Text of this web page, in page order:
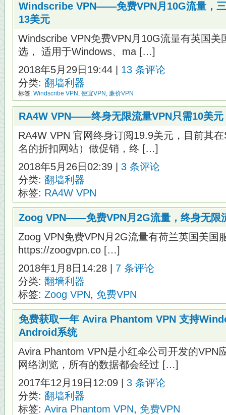
Windscribe VPN——免费VPN月10G流量，
13美元
Windscribe VPN免费VPN月10G流量有英国美
选， 适用于Windows、ma […]
2018年5月29日19:44 | 13 条评论
分类: 翻墙利器
标签: Windscribe VPN , 便宜VPN , 廉价VPN
RA4W VPN——终身无限流量VPN只需10美元
RA4W VPN 官网终身订阅19.9美元，目前其
名的折扣网站）做促销，终 […]
2018年5月26日02:39 | 3 条评论
分类: 翻墙利器
标签: RA4W VPN
Zoog VPN——免费VPN月2G流量，终身无限
Zoog VPN免费VPN月2G流量有荷兰英国美国
https://zoogvpn.co […]
2018年1月8日14:28 | 7 条评论
分类: 翻墙利器
标签: Zoog VPN, 免费VPN
免费获取一年 Avira Phantom VPN 支持
Android系统
Avira Phantom VPN是小红伞公司开发的VPN
网络浏览，所有的数据都会经过 […]
2017年12月19日12:09 | 3 条评论
分类: 翻墙利器
标签: Avira Phantom VPN, 免费VPN